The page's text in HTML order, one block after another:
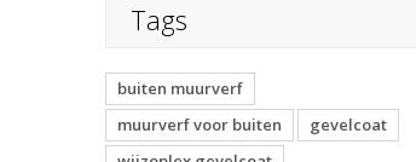
Tags
buiten muurverf
muurverf voor buiten
gevelcoat